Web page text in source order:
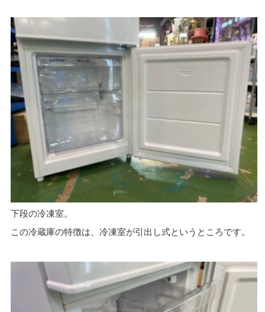
下段の冷凍室。
この冷蔵庫の特徴は、冷凍室が引出し式というところです。